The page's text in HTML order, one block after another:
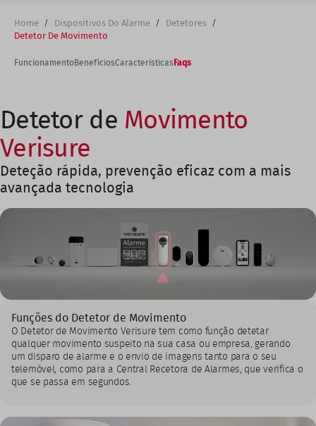
Breadcrumb
Home Dispositivos Do Alarme
Detetores
Detetor De Movimento
FuncionamentoBenefíciosCaracterísticas Faqs
Detetor de Movimento
Verisure
Deteção rápida, prevenção eficaz com a mais
avançada tecnologia
Funções do Detetor de Movimento
O Detetor de Movimento Verisure tem como função detetar
qualquer movimento suspeito na sua casa ou empresa, gerando
um disparo de alarme e o envio de imagens tanto para o seu
telemóvel, como para a Central Recetora de Alarmes, que verifica o
que se passa em segundos.